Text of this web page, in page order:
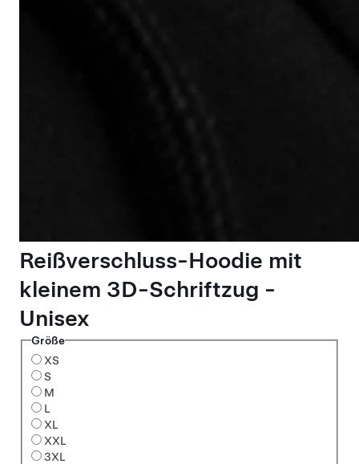
Reißverschluss-Hoodie mit
kleinem 3D-Schriftzug -
Unisex
Größe
XS
S
M
L
XL
XXL
3XL